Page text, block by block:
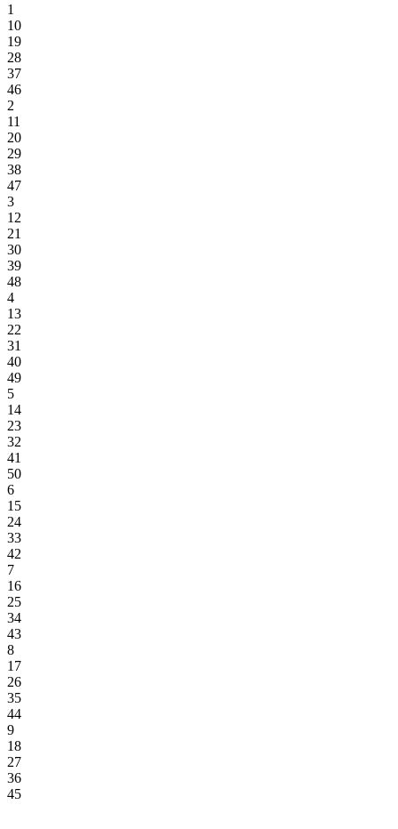
1
10
19
28
37
46
2
11
20
29
38
47
3
12
21
30
39
48
4
13
22
31
40
49
5
14
23
32
41
50
6
15
24
33
42
7
16
25
34
43
8
17
26
35
44
9
18
27
36
45